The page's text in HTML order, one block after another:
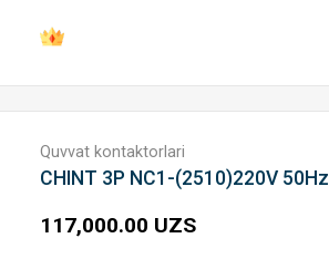
Quvvat kontaktorlari
CHINT 3P NC1-(2510)220V 50Hz
117,000.00 UZS